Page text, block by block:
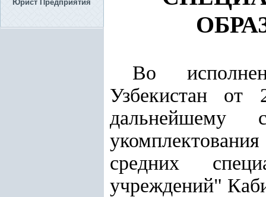
Юрист Предприятия
Во
Узбекистан
дальнейшему
средних
учреждений"